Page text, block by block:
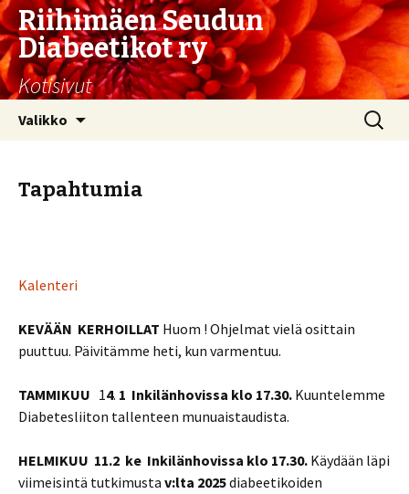
Riihimäen Seudun
Diabeetikot ry
Kotisivut
Valikko Haku:
Tapahtumia
Kalenteri
KEVÄÄN KERHOILLAT Huom ! Ohjelmat vielä osittain
puuttuu. Päivitämme heti, kun varmentuu.
TAMMIKUU 14. 1 Inkilänhovissa klo 17.30. Kuuntelemme
Diabetesliiton tallenteen munuaistaudista.
HELMIKUU 11.2 ke Inkilänhovissa klo 17.30. Käydään läpi
viimeisintä tutkimusta v:lta 2025diabeetikoiden